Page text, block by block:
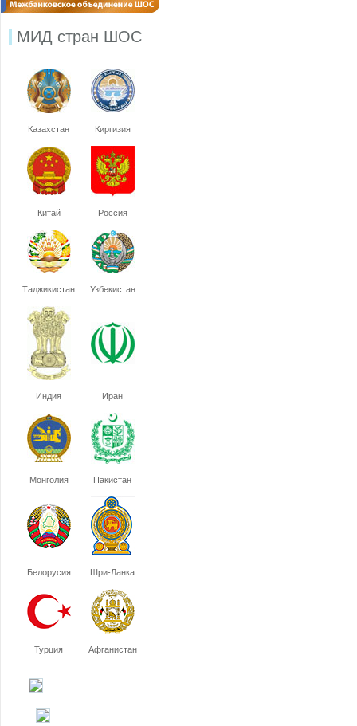
МИД стран ШОС
Казахстан Киргизия
Китай Россия
Таджикистан Узбекистан
Индия Иран
Монголия Пакистан
Белорусия Шри-Ланка
Турция Афганистан